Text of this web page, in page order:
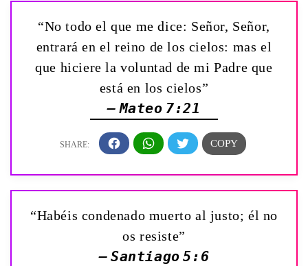
“No todo el que me dice: Señor, Señor,
entrará en el reino de los cielos: mas el
que hiciere la voluntad de mi Padre que
está en los cielos”
— Mateo 7:21
“Habéis condenado muerto al justo; él no
os resiste”
— Santiago 5:6